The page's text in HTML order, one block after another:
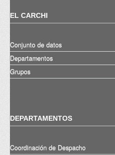
EL CARCHI
Conjunto de datos
Departamentos
Grupos
DEPARTAMENTOS
Coordinación de Despacho